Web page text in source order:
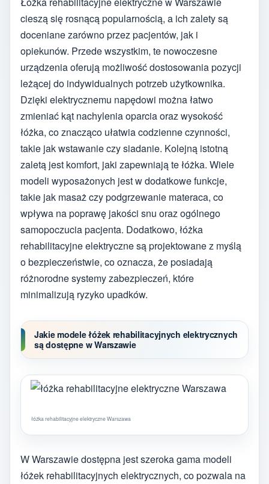
cieszą się rosnącą popularnością, a ich zalety są
doceniane zarówno przez pacjentów, jak i
opiekunów. Przede wszystkim, te nowoczesne
urządzenia oferują możliwość dostosowania pozycji
leżącej do indywidualnych potrzeb użytkownika.
Dzięki elektrycznemu napędowi można łatwo
zmieniać kąt nachylenia oparcia oraz wysokość
łóżka, co znacząco ułatwia codzienne czynności,
takie jak wstawanie czy siadanie. Kolejną istotną
zaletą jest komfort, jaki zapewniają te łóżka. Wiele
modeli wyposażonych jest w dodatkowe funkcje,
takie jak masaż czy podgrzewanie materaca, co
wpływa na poprawę jakości snu oraz ogólnego
samopoczucia pacjenta. Dodatkowo, łóżka
rehabilitacyjne elektryczne są projektowane z myślą
o bezpieczeństwie, co oznacza, że posiadają
różnorodne systemy zabezpieczeń, które
minimalizują ryzyko upadków.
Jakie modele łóżek rehabilitacyjnych elektrycznych
są dostępne w Warszawie
łóżka rehabilitacyjne elektryczne Warszawa
W Warszawie dostępna jest szeroka gama modeli
łóżek rehabilitacyjnych elektrycznych, co pozwala na